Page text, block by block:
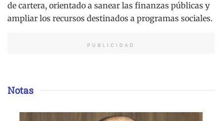
de cartera, orientado a sanear las finanzas públicas y
ampliar los recursos destinados a programas sociales.
PUBLICIDAD
Notas